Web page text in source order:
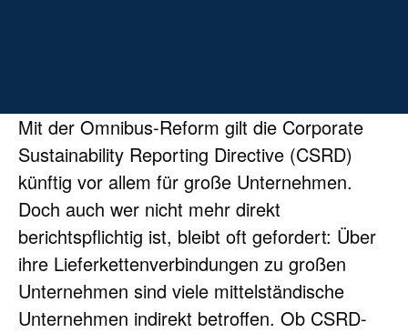
Mit der Omnibus-Reform gilt die Corporate
Sustainability Reporting Directive (CSRD)
künftig vor allem für große Unternehmen.
Doch auch wer nicht mehr direkt
berichtspflichtig ist, bleibt oft gefordert: Über
ihre Lieferkettenverbindungen zu großen
Unternehmen sind viele mittelständische
Unternehmen indirekt betroffen. Ob CSRD-